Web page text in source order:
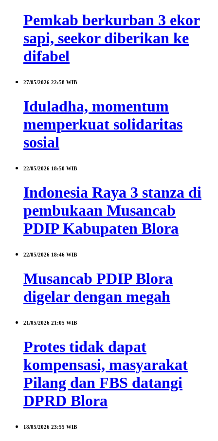
Pemkab berkurban 3 ekor
sapi, seekor diberikan ke
difabel
27/05/2026 22:58 WIB
Iduladha, momentum
memperkuat solidaritas
sosial
22/05/2026 18:50 WIB
Indonesia Raya 3 stanza di
pembukaan Musancab
PDIP Kabupaten Blora
22/05/2026 18:46 WIB
Musancab PDIP Blora
digelar dengan megah
21/05/2026 21:05 WIB
Protes tidak dapat
kompensasi, masyarakat
Pilang dan FBS datangi
DPRD Blora
18/05/2026 23:55 WIB